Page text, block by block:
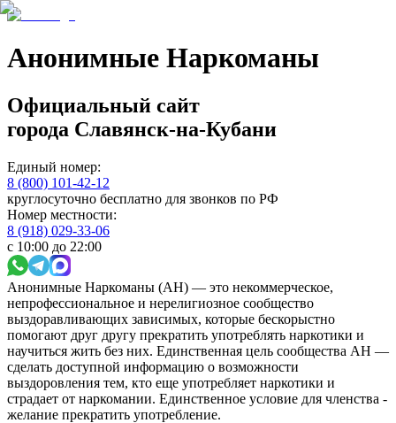
Анонимные Наркоманы
Официальный сайт
города Славянск-на-Кубани
Единый номер:
8 (800) 101-42-12
круглосуточно бесплатно для звонков по РФ
Номер местности:
8 (918) 029-33-06
с 10:00 до 22:00
Анонимные Наркоманы (АН) — это некоммерческое,
непрофессиональное и нерелигиозное сообщество
выздоравливающих зависимых, которые бескорыстно
помогают друг другу прекратить употреблять наркотики и
научиться жить без них. Единственная цель сообщества АН —
сделать доступной информацию о возможности
выздоровления тем, кто еще употребляет наркотики и
страдает от наркомании. Единственное условие для членства -
желание прекратить употребление.